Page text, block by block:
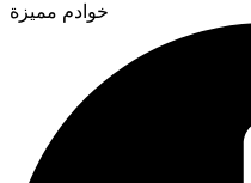
خوادم مميزة